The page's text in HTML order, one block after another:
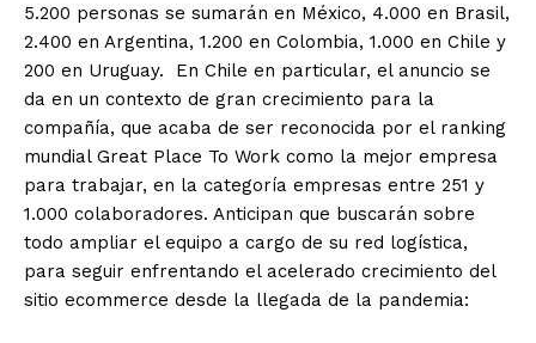
5.200 personas se sumarán en México, 4.000 en Brasil,
2.400 en Argentina, 1.200 en Colombia, 1.000 en Chile y
200 en Uruguay. En Chile en particular, el anuncio se
da en un contexto de gran crecimiento para la
compañía, que acaba de ser reconocida por el ranking
mundial Great Place To Work como la mejor empresa
para trabajar, en la categoría empresas entre 251 y
1.000 colaboradores. Anticipan que buscarán sobre
todo ampliar el equipo a cargo de su red logística,
para seguir enfrentando el acelerado crecimiento del
sitio ecommerce desde la llegada de la pandemia: